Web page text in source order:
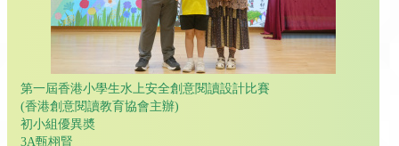
第一屆香港小學生水上安全創意閱讀設計比賽
(香港創意閱讀教育協會主辦)
初小組優異奬
3A甄栩賢